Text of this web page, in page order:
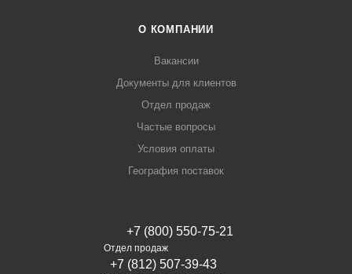
О КОМПАНИИ
Вакансии
Документы для клиентов
Отдел продаж
Частые вопросы
Условия оплаты
География поставок
+7 (800) 550-75-21
Отдел продаж
+7 (812) 507-39-43